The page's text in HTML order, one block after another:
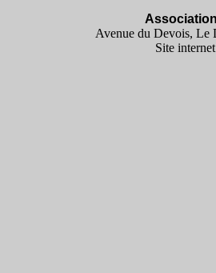
Avenue du Devois, Le
Site